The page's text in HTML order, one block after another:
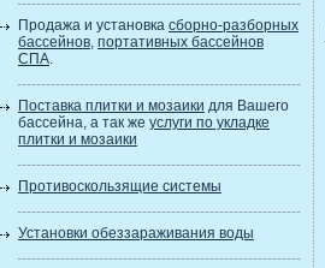
Продажа и установка сборно-разборных
бассейнов, портативных бассейнов
СПА.
Поставка плитки и мозаики для Вашего
бассейна, а так же услуги по укладке
плитки и мозаики
Противоскользящие системы
Установки обеззараживания воды